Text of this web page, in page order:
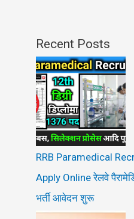
Recent Posts
RRB Paramedical
Apply Online रेलवे
भर्ती आवेदन शुरू